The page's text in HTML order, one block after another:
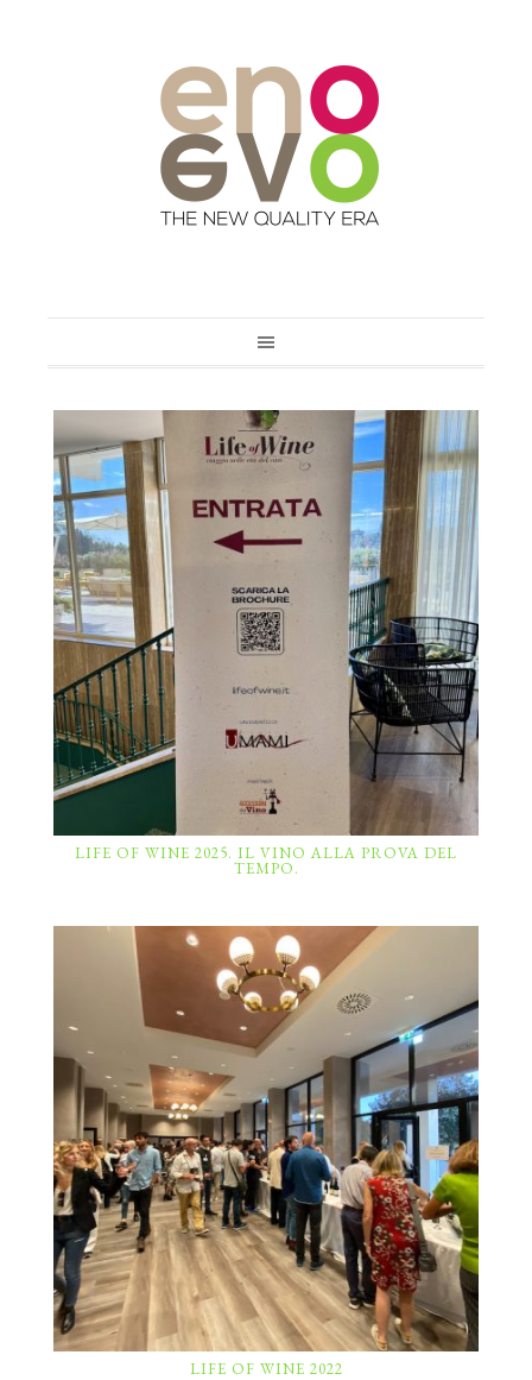
LIFE OF WINE 2025. IL VINO ALLA PROVA DEL
TEMPO.
LIFE OF WINE 2022